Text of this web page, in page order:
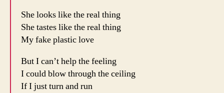
She looks like the real thing
She tastes like the real thing
My fake plastic love
But I can’t help the feeling
I could blow through the ceiling
If I just turn and run